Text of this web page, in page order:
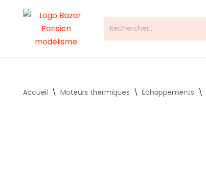
Accueil \ Moteurs thermiques \ Échappements \